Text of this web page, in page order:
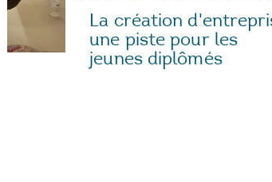
La création
une piste pour les
jeunes diplômés